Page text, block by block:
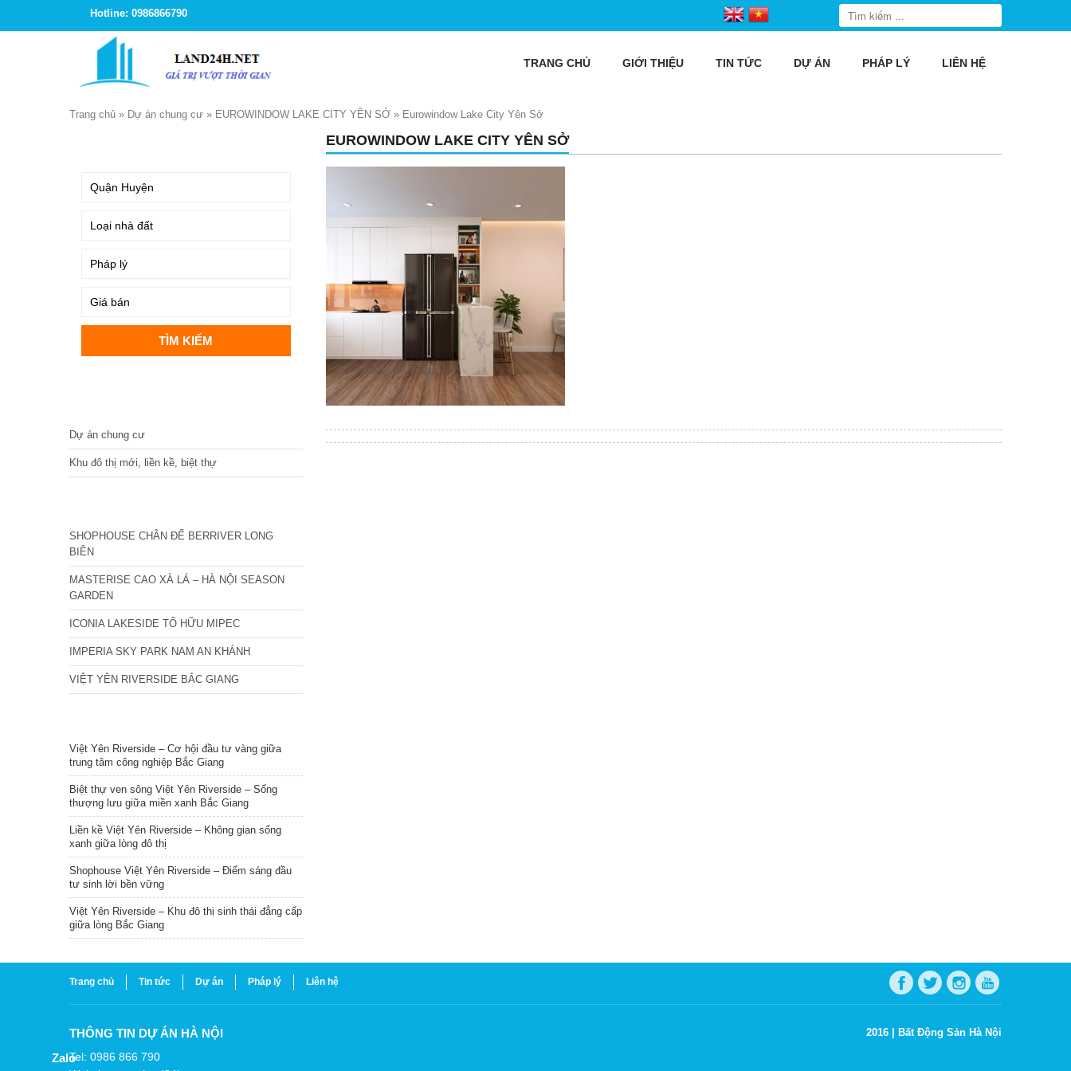
Hotline: 0986866790
TRANG CHỦ GIỚI THIỆU TIN TỨC DỰ ÁN PHÁP LÝ LIÊN HỆ
Trang chủ » Dự án chung cư » EUROWINDOW LAKE CITY YÊN SỞ » Eurowindow Lake City Yên Sở
EUROWINDOW LAKE CITY YÊN SỞ
Dự án chung cư
Khu đô thị mới, liền kề, biệt thự
SHOPHOUSE CHÂN ĐẾ BERRIVER LONG
BIÊN
MASTERISE CAO XÀ LÁ – HÀ NỘI SEASON
GARDEN
ICONIA LAKESIDE TỐ HỮU MIPEC
IMPERIA SKY PARK NAM AN KHÁNH
VIỆT YÊN RIVERSIDE BẮC GIANG
Việt Yên Riverside – Cơ hội đầu tư vàng giữa
trung tâm công nghiệp Bắc Giang
Biệt thự ven sông Việt Yên Riverside – Sống
thượng lưu giữa miền xanh Bắc Giang
Liền kề Việt Yên Riverside – Không gian sống
xanh giữa lòng đô thị
Shophouse Việt Yên Riverside – Điểm sáng đầu
tư sinh lời bền vững
Việt Yên Riverside – Khu đô thị sinh thái đẳng cấp
giữa lòng Bắc Giang
Trang chủ Tin tức Dự án Pháp lý Liên hệ
THÔNG TIN DỰ ÁN HÀ NỘI
Tel: 0986 866 790
2016 | Bất Động Sản Hà Nội
Zalo